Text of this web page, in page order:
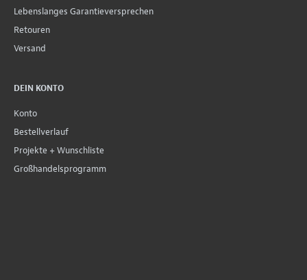
Lebenslanges Garantieversprechen
Retouren
Versand
DEIN KONTO
Konto
Bestellverlauf
Projekte + Wunschliste
Großhandelsprogramm